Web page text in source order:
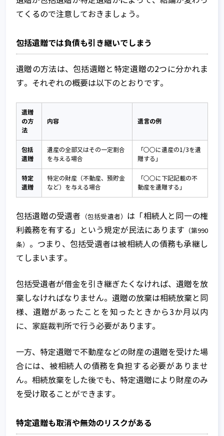
てくるので注意しておきましょう。
包括遺贈では負債も引き継いでしまう
遺贈の方法は、包括遺贈と特定遺贈の2つに分かれま
す。それぞれの概要は以下のとおりです。
遺贈
の方
法
内容 遺言の例
包括
遺贈
遺産の全部又はその一定割合
を与える場合
「○○に遺産の1/3を遺
贈する」
特定
遺贈
特定の財産（不動産、預貯金
など）を与える場合
「○○に下記記載の不
動産を遺贈する」
包括遺贈の受遺者 （包括受遺者） は「相続人と同一の権
利義務を有する」という規定が民法にあります （第990
条） 。つまり、包括受遺者は被相続人の債務も承継し
てしまいます。
包括受遺者が借金を引き継ぎたくなければ、遺贈を放
棄しなければなりません。遺贈の放棄は相続放棄と同
様、遺贈があったことを知ったときから3か月以内
に、家庭裁判所で行う必要があります。
一方、特定遺贈で不動産などの財産の遺贈を受けた場
合には、被相続人の債務を負担する必要がありませ
ん。相続放棄をした後でも、特定遺贈により財産のみ
を受け取ることができます。
特定遺贈も取消や無効のリスクがある